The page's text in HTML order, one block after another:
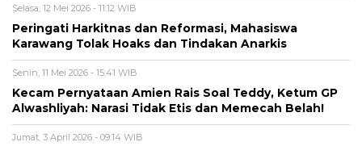
Selasa, 12 Mei 2026 - 11:12 WIB
Peringati Harkitnas dan Reformasi, Mahasiswa
Karawang Tolak Hoaks dan Tindakan Anarkis
Senin, 11 Mei 2026 - 15:41 WIB
Kecam Pernyataan Amien Rais Soal Teddy, Ketum GP
Alwashliyah: Narasi Tidak Etis dan Memecah Belah!
Jumat, 3 April 2026 - 09:14 WIB